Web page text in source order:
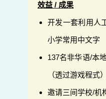
效益 / 成果
开发一套利用人
小学常用中文字
137名非华语/本
（透过游戏程式
邀请三间学校/机